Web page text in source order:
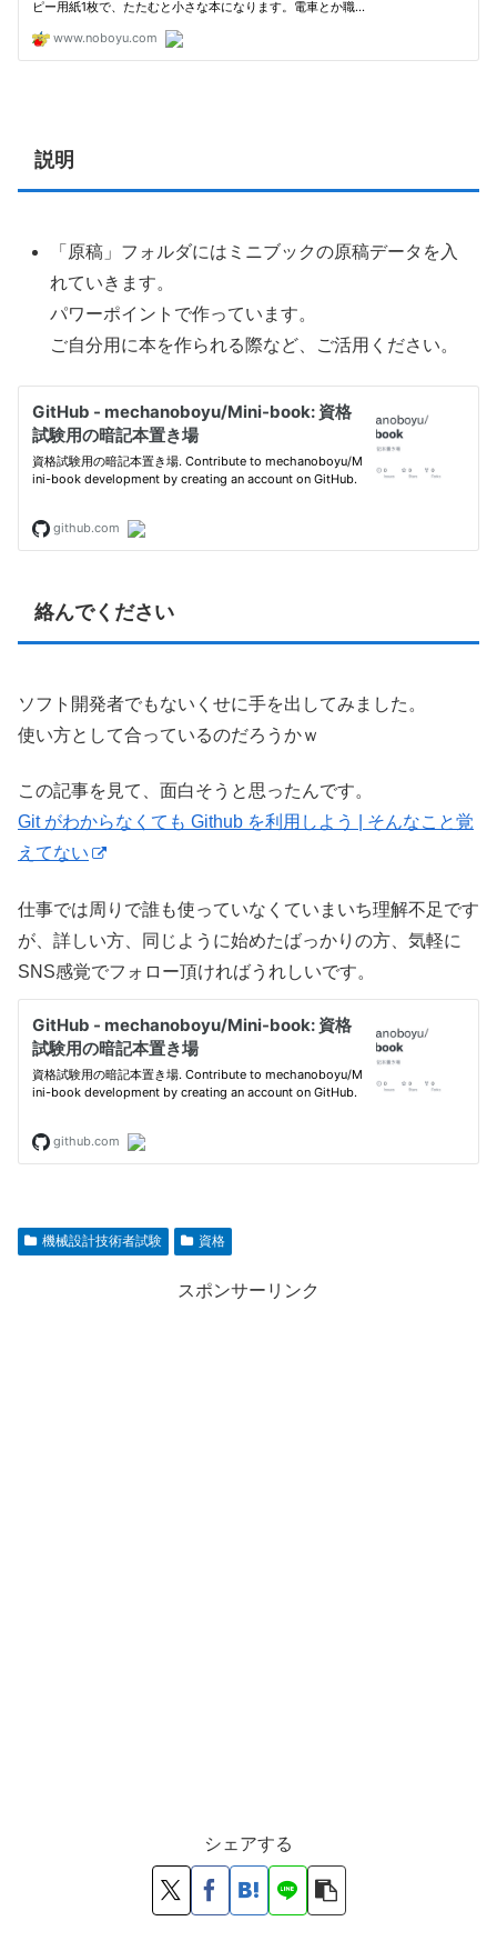
説明
「原稿」フォルダにはミニブックの原稿データを入
れていきます。
パワーポイントで作っています。
ご自分用に本を作られる際など、ご活用ください。
絡んでください
ソフト開発者でもないくせに手を出してみました。
使い方として合っているのだろうかｗ
この記事を見て、面白そうと思ったんです。
Git がわからなくても Github を利用しよう | そんなこと覚
えてない
仕事では周りで誰も使っていなくていまいち理解不足です
が、詳しい方、同じように始めたばっかりの方、気軽に
SNS感覚でフォロー頂ければうれしいです。
機械設計技術者試験 資格
スポンサーリンク
シェアする